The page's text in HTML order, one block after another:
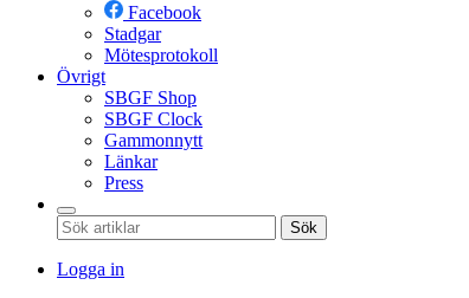
Facebook
Stadgar
Mötesprotokoll
Övrigt
SBGF Shop
SBGF Clock
Gammonnytt
Länkar
Press
Sök
Logga in